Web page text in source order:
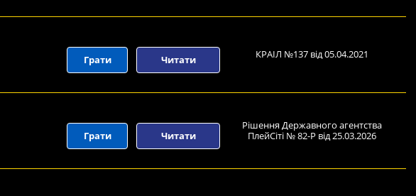
Грати Читати КРАІЛ №137 від 05.04.2021
Грати Читати
Рішення Державного агентства
ПлейСіті № 82-Р від 25.03.2026